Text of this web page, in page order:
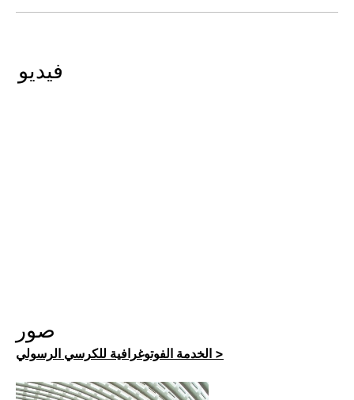
فيديو
صور
الخدمة الفوتوغرافية للكرسي الرسولي >